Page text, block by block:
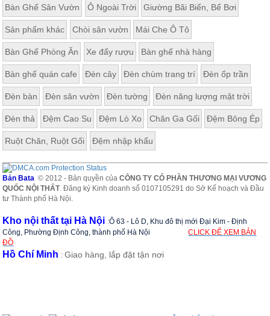
Thất
Phòng
Ăn
Bàn
ăn,
ghế
ăn,
bếp
Nội
Thất
Ban
Công,
Vườn
Bàn
ghế
ban
đu,
ghế...
Phụ
Bàn Ghế Sân Vườn Ô Ngoài Trời Giường Bãi Biển, Bể Bơi
Sản phẩm khác Chòi sân vườn Mái Che Ô Tô
Bàn Ghế Phòng Ăn Xe đẩy rượu Bàn ghế nhà hàng
Bàn ghế quán cafe Đèn cây Đèn chùm trang trí Đèn ốp trần
Đèn bàn Đèn sân vườn Đèn tường Đèn năng lượng mặt trời
Đèn thả Đệm Cao Su Đệm Lò Xo Chăn Ga Gối Đệm Bông Ép
Ruột Chăn, Ruột Gối Đệm nhập khẩu
Bản Bata © 2012 - Bản quyền củaCÔNG TY CỔ PHẦN THƯƠNG MẠI VƯƠNG
QUỐC NỘI THẤT. Đăng ký Kinh doanh số 0107105291 do Sở Kế hoạch và Đầu
tư Thành phố Hà Nội.
Kho nội thất tại Hà Nội :Ô 63 - Lô D, Khu đô thị mới Đại Kim - Định
Công, Phường Định Công, thành phố Hà Nội
CLICK ĐỂ XEM BẢN
ĐỒ
Hồ Chí Minh :Giao hàng, lắp đặt tận nơi